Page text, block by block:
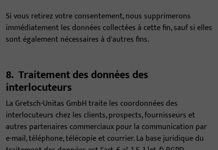
Si vous retirez votre consentement, nous supprimerons
immédiatement les données collectées à cette fin, sauf si elles
sont également nécessaires à d'autres fins.
8. Traitement des données des
interlocuteurs
La Gretsch-Unitas GmbH traite les coordonnées des
interlocuteurs chez les clients, prospects, fournisseurs et
autres partenaires commerciaux pour la communication par
e-mail, téléphone, télécopie et courrier. La base juridique du